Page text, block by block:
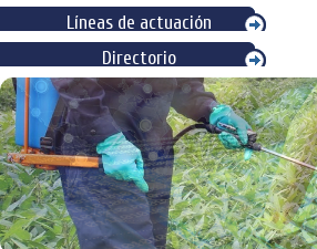
Líneas de actuación
Directorio